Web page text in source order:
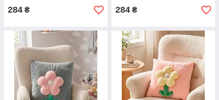
284 ₴ 284 ₴